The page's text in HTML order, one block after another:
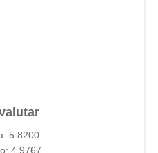
5.8200
4.9767